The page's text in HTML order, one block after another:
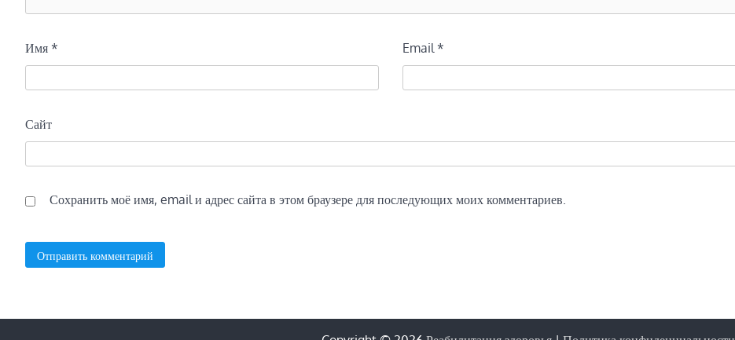
Имя * Email *
Сайт
Сохранить моё имя, email и адрес сайта в этом браузере для последующих моих комментариев.